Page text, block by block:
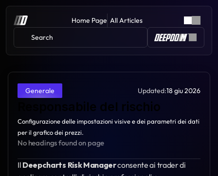
Home Page All Articles
Search
Generale Updated:18 giu 2026
Responsabile del rischio
Configurazione delle impostazioni visive e dei parametri dei dati
per il grafico dei prezzi.
No headings found on page
Il Deepcharts Risk Manager consente ai trader di